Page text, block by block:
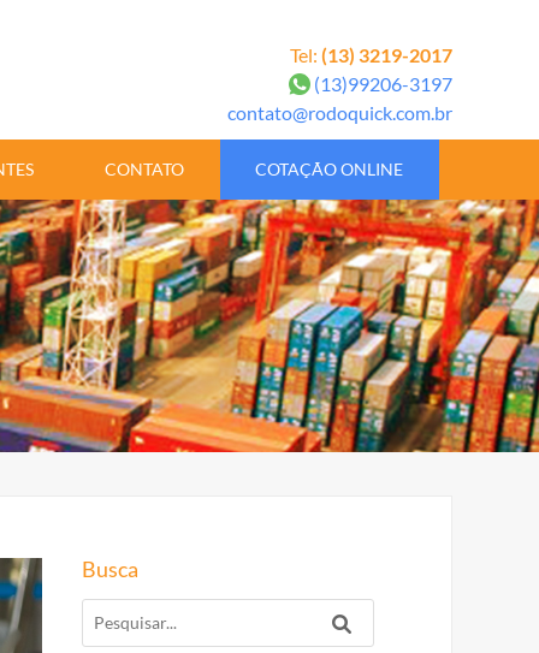
Tel: (13) 3219-2017
(13)99206-3197
contato@rodoquick.com.br
CONTATO COTAÇÃO ONLINE
Busca